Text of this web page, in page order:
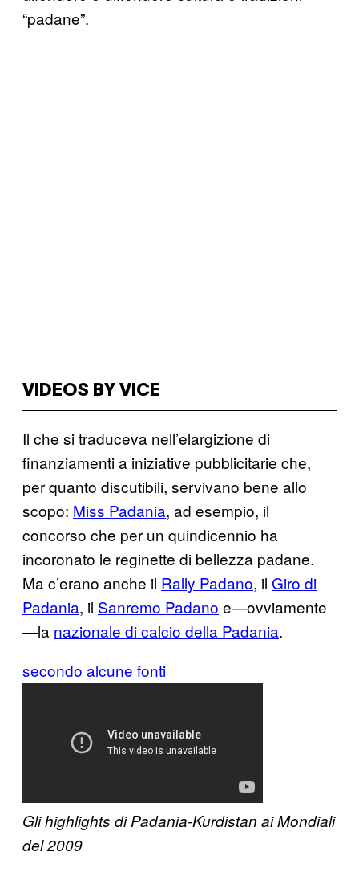
“padane”.
VIDEOS BY VICE
Il che si traduceva nell’elargizione di
finanziamenti a iniziative pubblicitarie che,
per quanto discutibili, servivano bene allo
scopo: Miss Padania, ad esempio, il
concorso che per un quindicennio ha
incoronato le reginette di bellezza padane.
Ma c’erano anche il Rally Padano, il Giro di
Padania, il Sanremo Padano e—ovviamente
—la nazionale di calcio della Padania.
secondo alcune fonti
Gli highlights di Padania-Kurdistan ai Mondiali
del 2009